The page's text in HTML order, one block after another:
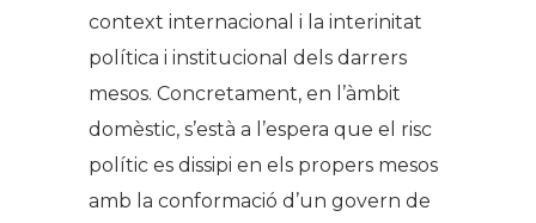
context internacional i la interinitat
política i institucional dels darrers
mesos. Concretament, en l’àmbit
domèstic, s’està a l’espera que el risc
polític es dissipi en els propers mesos
amb la conformació d’un govern de